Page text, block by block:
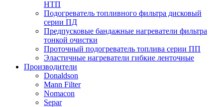
НТП
Подогреватель топливного фильтра дисковый
серии ПД
Предпусковые бандажные нагреватели фильтра
тонкой очистки
Проточный подогреватель топлива серии ПП
Эластичные нагреватели гибкие ленточные
Производители
Donaldson
Mann Filter
Nomacon
Separ